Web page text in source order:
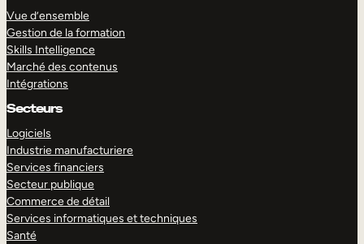
Vue d’ensemble
Gestion de la formation
Skills Intelligence
Marché des contenus
Intégrations
Secteurs
Logiciels
Industrie manufacturiere
Services financiers
Secteur publique
Commerce de détail
Services informatiques et techniques
Santé